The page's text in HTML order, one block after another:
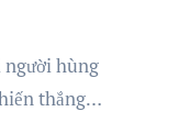
người hùng
thắng…